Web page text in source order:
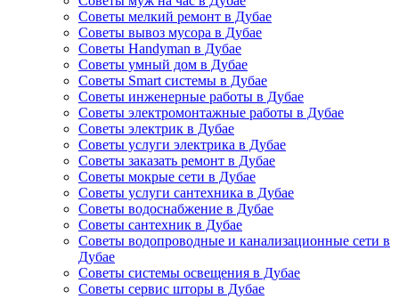
Советы мелкий ремонт в Дубае
Советы вывоз мусора в Дубае
Советы Handyman в Дубае
Советы умный дом в Дубае
Советы Smart системы в Дубае
Советы инженерные работы в Дубае
Советы электромонтажные работы в Дубае
Советы электрик в Дубае
Советы услуги электрика в Дубае
Советы заказать ремонт в Дубае
Советы мокрые сети в Дубае
Советы услуги сантехника в Дубае
Советы водоснабжение в Дубае
Советы сантехник в Дубае
Советы водопроводные и канализационные сети в
Дубае
Советы системы освещения в Дубае
Советы сервис шторы в Дубае